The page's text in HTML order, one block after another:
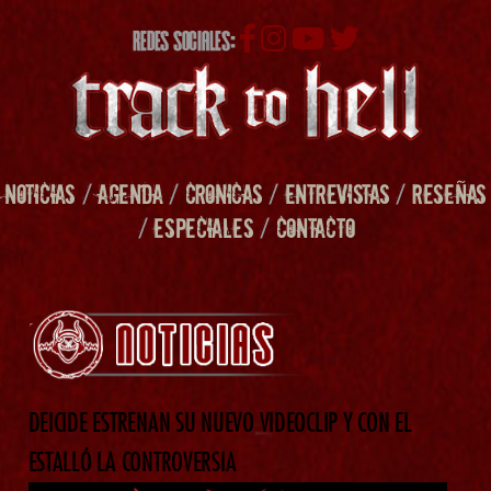
REDES SOCIALES:
NOTICIAS /AGENDA/ CRONICAS/ENTREVISTAS/RESEÑAS
/ESPECIALES/ CONTACTO
DEICIDE ESTRENAN SU NUEVO VIDEOCLIP Y CON EL
ESTALLÓ LA CONTROVERSIA